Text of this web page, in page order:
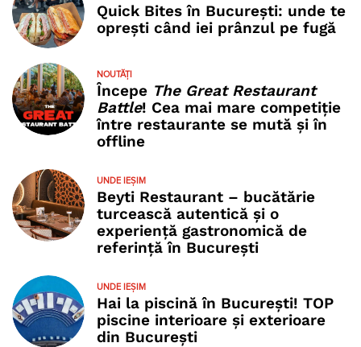
Quick Bites în București: unde te
oprești când iei prânzul pe fugă
NOUTĂȚI
Începe The Great Restaurant
Battle! Cea mai mare competiție
între restaurante se mută și în
offline
UNDE IEȘIM
Beyti Restaurant – bucătărie
turcească autentică și o
experiență gastronomică de
referință în București
UNDE IEȘIM
Hai la piscină în București! TOP
piscine interioare și exterioare
din București